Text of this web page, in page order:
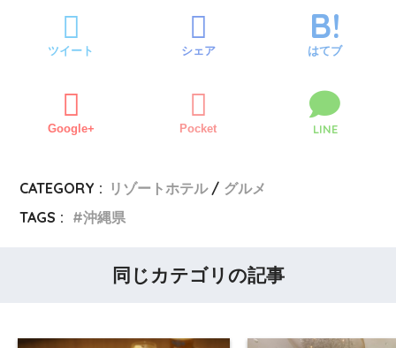
ツイート シェア はてブ
Google+ Pocket LINE
CATEGORY : リゾートホテル
グルメ
TAGS :
沖縄県
同じカテゴリの記事